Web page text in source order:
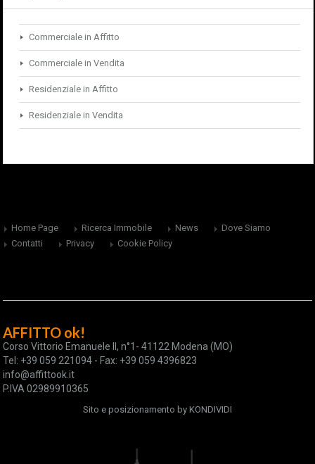
Commerciale in Affitto
Commerciale in Vendita
Residenziale in Affitto
Residenziale in Vendita
Home Page Ricerca Immobile News
Dove Siamo
Contatti
Privacy Cookie Policy
AFFITTO ok!
Corso Vittorio Emanuele II, n°1- 41122 Modena (MO)
Tel: +39 059 221094 - Fax: +39 059 4396823
info@affittook.it
P.IVA 02989910365
Sito e posizionamento by KONDIVIDI